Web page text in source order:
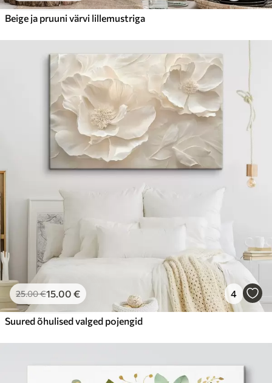
Beige ja pruuni värvi lillemustriga
25.00€15.00 € 4
Suured õhulised valged pojengid